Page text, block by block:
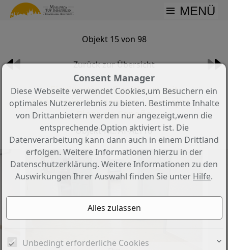
MENÜ
Objekt 15 von 98
Zurück zur Übersicht
Einzigartiges Stadthaus mit
Charme im Herzen von Llucmajor –
Plaza de España
Objekt-Nr.: AT-AL118
Consent Manager
Diese Webseite verwendet Cookies,um Besuchern ein
optimales Nutzererlebnis zu bieten. Bestimmte Inhalte
von Drittanbietern werden nur angezeigt,wenn die
entsprechende Option aktiviert ist. Die
Datenverarbeitung kann dann auch in einem Drittland
erfolgen. Weitere Informationen hierzu in der
Datenschutzerklärung. Weitere Informationen zu den
Auswirkungen Ihrer Auswahl finden Sie unter Hilfe.
Unbedingt erforderliche Cookies